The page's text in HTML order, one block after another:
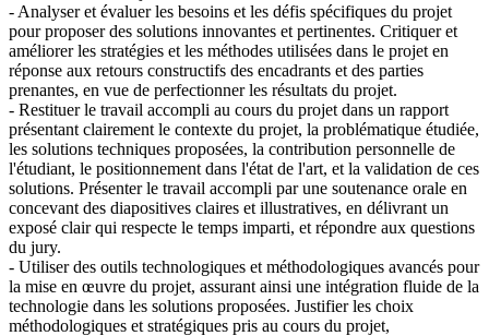
- Analyser et évaluer les besoins et les défis spécifiques du projet
pour proposer des solutions innovantes et pertinentes. Critiquer et
améliorer les stratégies et les méthodes utilisées dans le projet en
réponse aux retours constructifs des encadrants et des parties
prenantes, en vue de perfectionner les résultats du projet.
- Restituer le travail accompli au cours du projet dans un rapport
présentant clairement le contexte du projet, la problématique étudiée,
les solutions techniques proposées, la contribution personnelle de
l'étudiant, le positionnement dans l'état de l'art, et la validation de ces
solutions. Présenter le travail accompli par une soutenance orale en
concevant des diapositives claires et illustratives, en délivrant un
exposé clair qui respecte le temps imparti, et répondre aux questions
du jury.
- Utiliser des outils technologiques et méthodologiques avancés pour
la mise en œuvre du projet, assurant ainsi une intégration fluide de la
technologie dans les solutions proposées. Justifier les choix
méthodologiques et stratégiques pris au cours du projet,